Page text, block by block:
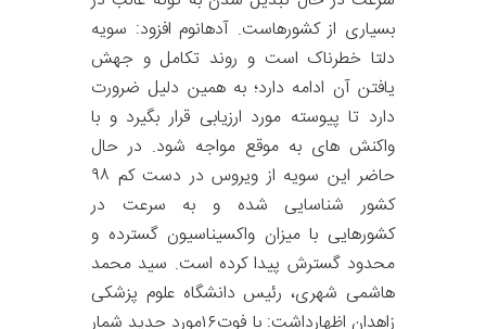
بسیاری از کشورهاست. آدهانوم افزود: سویه
دلتا خطرناک است و روند تکامل و جهش
یافتن آن ادامه دارد؛ به همین دلیل ضرورت
دارد تا پیوسته مورد ارزیابی قرار بگیرد و با
واکنش های به موقع مواجه شود. در حال
حاضر این سویه از ویروس در دست کم ۹۸
کشور شناسایی شده و به سرعت در
کشورهایی با میزان واکسیناسیون گسترده و
محدود گسترش پیدا کرده است. سید محمد
هاشمی شهری، رئیس دانشگاه علوم پزشکی